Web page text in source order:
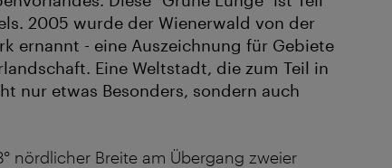
2005 wurde der Wienerwald von der
ernannt - eine Auszeichnung für Gebiete
Eine Weltstadt, die zum Teil in
nur etwas Besonders, sondern auch
nördlicher Breite am Übergang zweier